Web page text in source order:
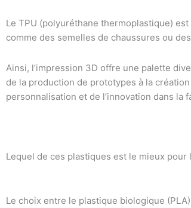
Le TPU (polyuréthane thermoplastique)
comme des semelles de chaussures ou
Ainsi, l’impression 3D offre une palette
de la production de prototypes à la
personnalisation et de l’innovation dans la
Lequel de ces plastiques est le mieux pour
Le choix entre le plastique biologique